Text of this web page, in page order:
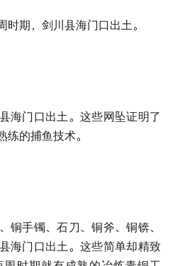
期，剑川县海门口出土。
海门口出土。这些网坠证明了
的捕鱼技术。
铜手镯、石刀、铜斧、铜锛、
海门口出土。这些简单却精致